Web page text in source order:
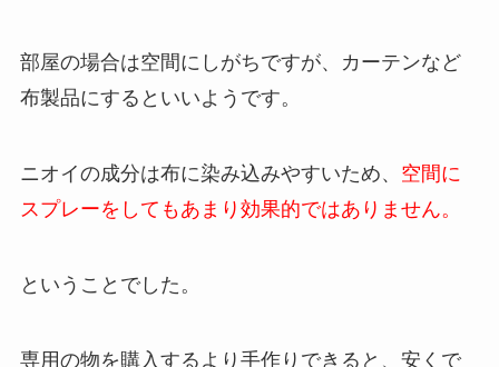
部屋の場合は空間にしがちですが、カーテンなど
布製品にするといいようです。
ニオイの成分は布に染み込みやすいため、 空間に
スプレーをしてもあまり効果的ではありません。
ということでした。
専用の物を購入するより手作りできると、安くで